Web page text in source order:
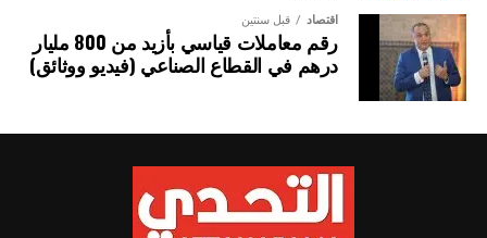
اقتصاد قبل سنتين
رقم معاملات قياسي بأزيد من 800 مليار
درهم في القطاع الصناعي (فيديو ووثائق)